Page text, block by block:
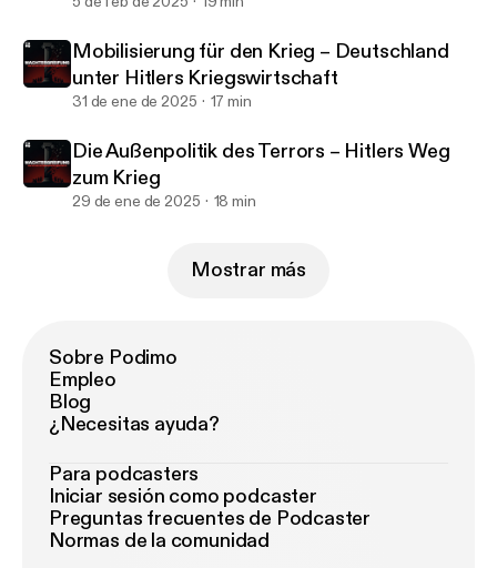
Mobilisierung für den Krieg – Deutschland
unter Hitlers Kriegswirtschaft
31 de ene de 2025 17 min
Die Außenpolitik des Terrors – Hitlers Weg
zum Krieg
29 de ene de 2025 18 min
Mostrar más
Sobre Podimo
Empleo
Blog
¿Necesitas ayuda?
Para podcasters
Iniciar sesión como podcaster
Preguntas frecuentes de Podcaster
Normas de la comunidad